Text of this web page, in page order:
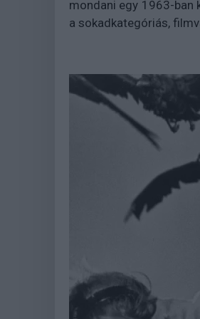
mondani egy 1963-ban
a sokadkategóriás,